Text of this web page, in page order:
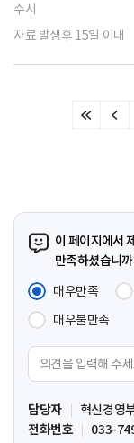
수시
자료 발생후 15일 이내
처
이
이 페이지에서
만족하셨습니
매우만족
매우불만족
견
입
력
담당자
혁신경영
전화번호
033-